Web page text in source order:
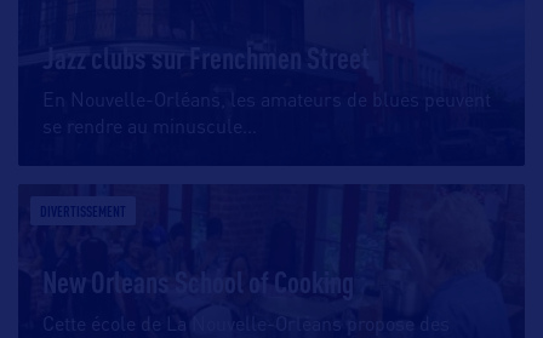
Jazz clubs sur Frenchmen Street
En Nouvelle-Orléans, les amateurs de blues peuvent
se rendre au minuscule
DIVERTISSEMENT
New Orleans School of Cooking
Cette école de La Nouvelle-Orléans propose des